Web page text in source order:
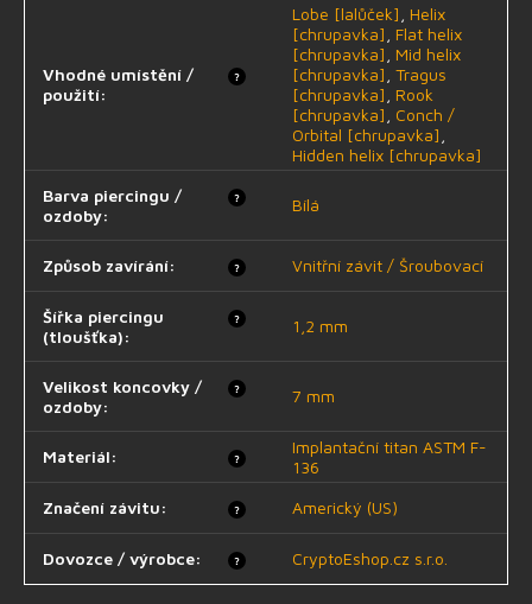
?
Vhodné umístění /
použití:
Lobe [lalůček]
Helix
[chrupavka]
Flat helix
[chrupavka]
Mid helix
[chrupavka] Tragus
[chrupavka]
Rook
[chrupavka]
Conch /
Orbital [chrupavka]
Hidden helix [chrupavka]
?
Barva piercingu /
ozdoby:
Bílá
?
Způsob zavírání: Vnitřní závit / Šroubovací
?
Šířka piercingu
(tloušťka):
1,2 mm
?
Velikost koncovky /
ozdoby:
7 mm
?
Materiál:
Implantační titan ASTM F-
136
?
Značení závitu: Americký (US)
?
Dovozce / výrobce: CryptoEshop.cz s.r.o.